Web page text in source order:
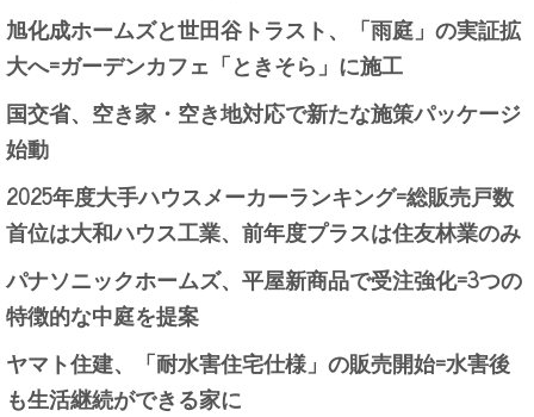
旭化成ホームズと世田谷トラスト、「雨庭」の実証拡
大へ=ガーデンカフェ「ときそら」に施工
国交省、空き家・空き地対応で新たな施策パッケージ
始動
2025年度大手ハウスメーカーランキング=総販売戸数
首位は大和ハウス工業、前年度プラスは住友林業のみ
パナソニックホームズ、平屋新商品で受注強化=3つの
特徴的な中庭を提案
ヤマト住建、「耐水害住宅仕様」の販売開始=水害後
も生活継続ができる家に